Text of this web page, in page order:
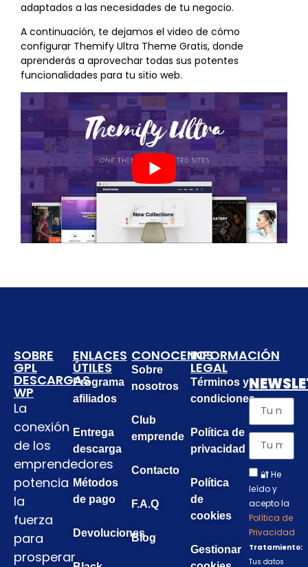
adaptados a las necesidades de tu negocio.
A continuación, te dejamos el video de cómo
configurar Themify Ultra Theme Gratis, donde
aprenderás a aprovechar todas sus potentes
funcionalidades para tu sitio web.
SOBRE
GPL
DESCARGAS
WP
La
conexión
de los
emprendedores
potencia
la
fuerza
para
prosperar
ENLACES
ÚTILES
Programa
afiliados
Entrega
descarga
Métodos
de pago
Devoluciones
CONOCENOS
Sobre
nosotros
Club
emprende
Contacto
F.A.Q
Blog
INFORMACIÓN
LEGAL
Términos y
condiciones
Política de
privacidad
Política
de
cookies
Gestionar
🔐 He
leído y
acepto la
Política de
Privacidad
Tratamiento:
Tus datos